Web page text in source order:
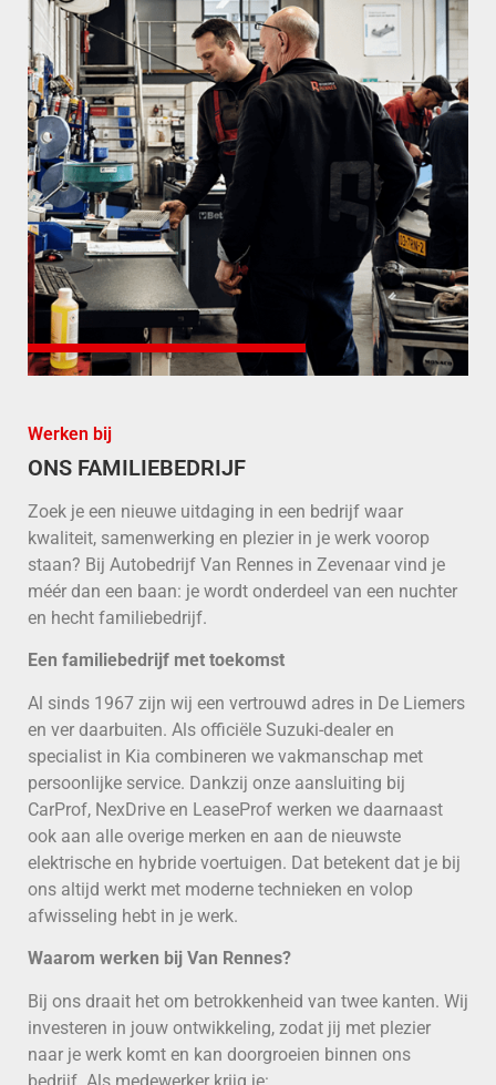
Werken bij
ONS FAMILIEBEDRIJF
Zoek je een nieuwe uitdaging in een bedrijf waar
kwaliteit, samenwerking en plezier in je werk voorop
staan? Bij Autobedrijf Van Rennes in Zevenaar vind je
méér dan een baan: je wordt onderdeel van een nuchter
en hecht familiebedrijf.
Een familiebedrijf met toekomst
Al sinds 1967 zijn wij een vertrouwd adres in De Liemers
en ver daarbuiten. Als officiële Suzuki-dealer en
specialist in Kia combineren we vakmanschap met
persoonlijke service. Dankzij onze aansluiting bij
CarProf, NexDrive en LeaseProf werken we daarnaast
ook aan alle overige merken en aan de nieuwste
elektrische en hybride voertuigen. Dat betekent dat je bij
ons altijd werkt met moderne technieken en volop
afwisseling hebt in je werk.
Waarom werken bij Van Rennes?
Bij ons draait het om betrokkenheid van twee kanten. Wij
investeren in jouw ontwikkeling, zodat jij met plezier
naar je werk komt en kan doorgroeien binnen ons
bedrijf. Als medewerker krijg je: